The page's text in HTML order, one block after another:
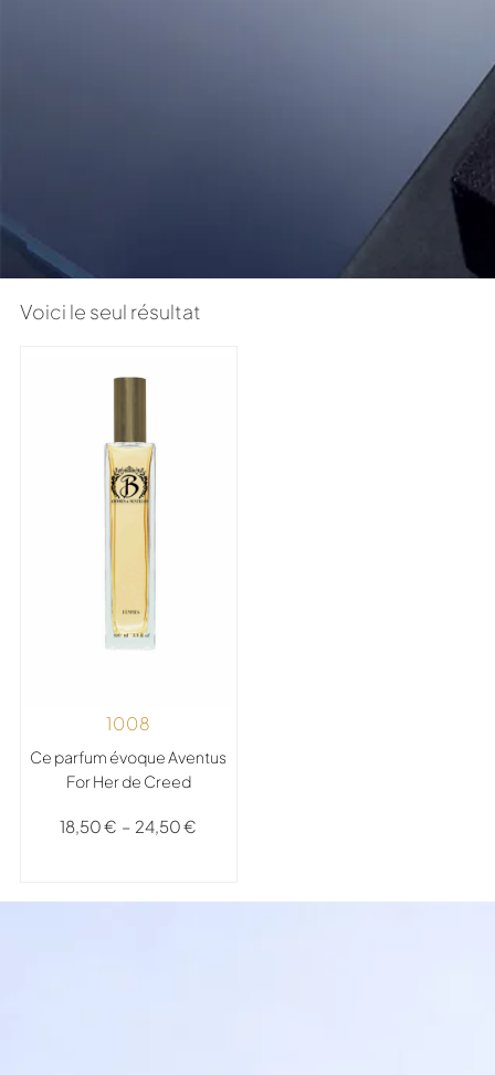
Voici le seul résultat
1008
Ce parfum évoque Aventus
For Her de Creed
18,50€ – 24,50€